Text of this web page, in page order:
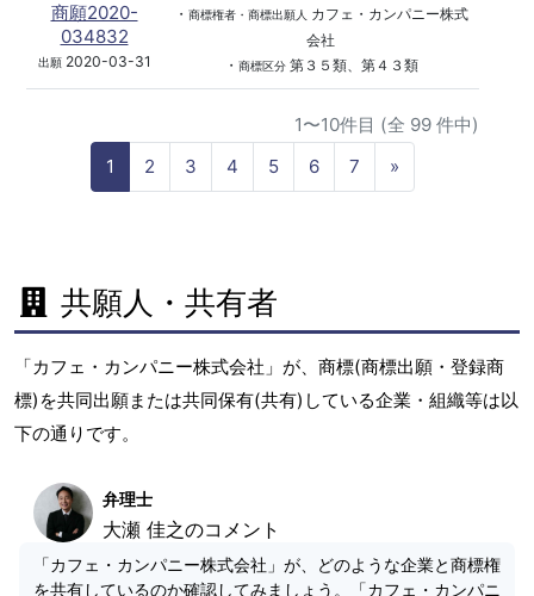
商願2020-
034832
出願2020-03-31
・ 商標権者・商標出願人
カフェ・カンパニー株式
会社
・ 商標区分第３５類、第４３類
1〜10件目 (全 99 件中)
1
2 3 4 5 6 7 »
e
共願人・共有者
「カフェ・カンパニー株式会社」が、商標(商標出願・登録商
標)を共同出願または共同保有(共有)している企業・組織等は以
下の通りです。
弁理士
大瀬 佳之のコメント
「カフェ・カンパニー株式会社」が、どのような企業と商標権
を共有しているのか確認してみましょう。「カフェ・カンパニ